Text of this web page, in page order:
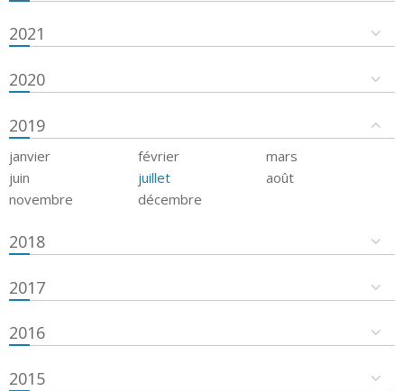
2021
2020
2019
janvier février
mars
juin
juillet
août
novembre
décembre
2018
2017
2016
2015